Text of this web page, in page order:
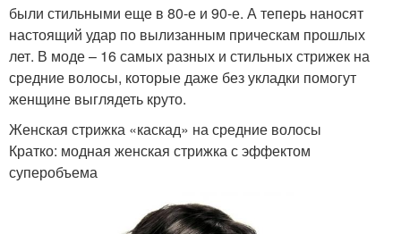
были стильными еще в 80-е и 90-е. А теперь наносят
настоящий удар по вылизанным прическам прошлых
лет. В моде – 16 самых разных и стильных стрижек на
средние волосы, которые даже без укладки помогут
женщине выглядеть круто.
Женская стрижка «каскад» на средние волосы
Кратко: модная женская стрижка с эффектом
суперобъема